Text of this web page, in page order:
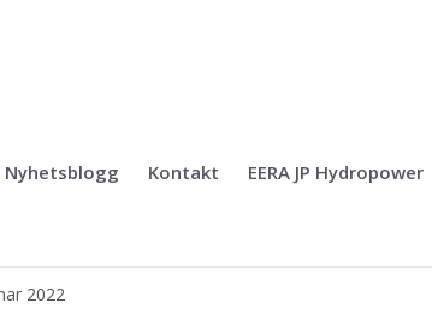
Nyhetsblogg Kontakt EERA JP Hydropower
2022